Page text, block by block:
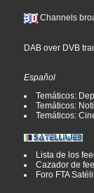
Channels
DAB over DVB
Español
Temáticos:
Temáticos:
Temáticos:
Lista de los
Cazador de
Foro FTA